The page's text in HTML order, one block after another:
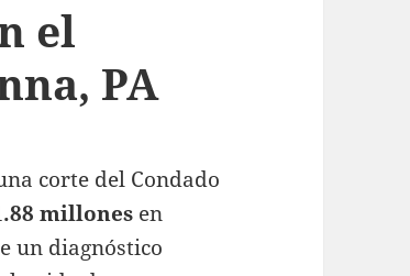
el
PA
corte del Condado
millones en
un diagnóstico